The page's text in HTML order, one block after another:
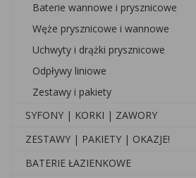
Baterie wannowe i prysznicowe
Węże prysznicowe i wannowe
Uchwyty i drążki prysznicowe
Odpływy liniowe
Zestawy i pakiety
SYFONY | KORKI | ZAWORY
ZESTAWY | PAKIETY | OKAZJE!
BATERIE ŁAZIENKOWE